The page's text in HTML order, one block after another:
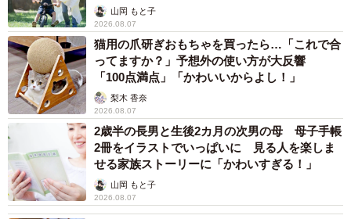
へんが…
山岡 もと子
2026.08.07
猫用の爪研ぎおもちゃを買ったら…「これで合
ってますか？」予想外の使い方が大反響
「100点満点」「かわいいからよし！」
梨木 香奈
2026.08.07
2歳半の長男と生後2カ月の次男の母 母子手帳
2冊をイラストでいっぱいに 見る人を楽しま
せる家族ストーリーに「かわいすぎる！」
山岡 もと子
2026.08.07